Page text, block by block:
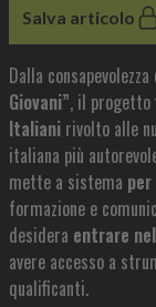
Salva articolo
Dalla
Giovani”, il
Italiani rivolto alle
italiana più
mette a sistema
formazione e
desidera entrare
avere accesso a
qualificanti.